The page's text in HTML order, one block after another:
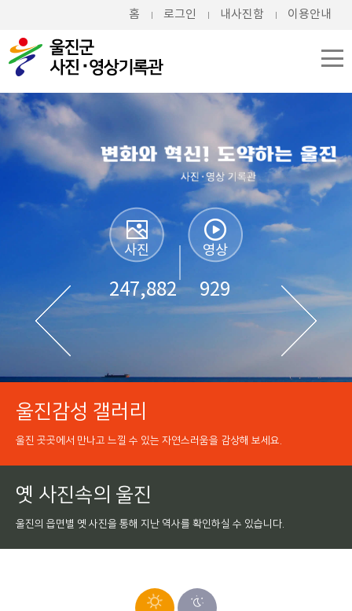
홈 로그인 내사진함 이용안내
울진감성 갤러리
울진 곳곳에서 만나고 느낄 수 있는 자연스러움을 감상해 보세요.
옛 사진속의 울진
울진의 읍면별 옛 사진을 통해 지난 역사를 확인하실 수 있습니다.
사진
247,882
영상
929